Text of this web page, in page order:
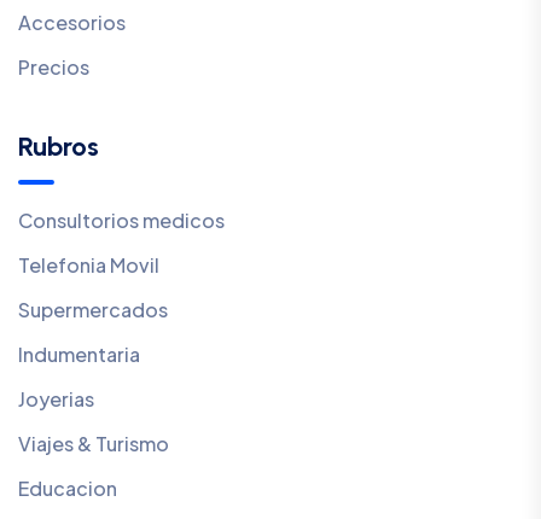
Accesorios
Precios
Rubros
Consultorios medicos
Telefonia Movil
Supermercados
Indumentaria
Joyerias
Viajes & Turismo
Educacion